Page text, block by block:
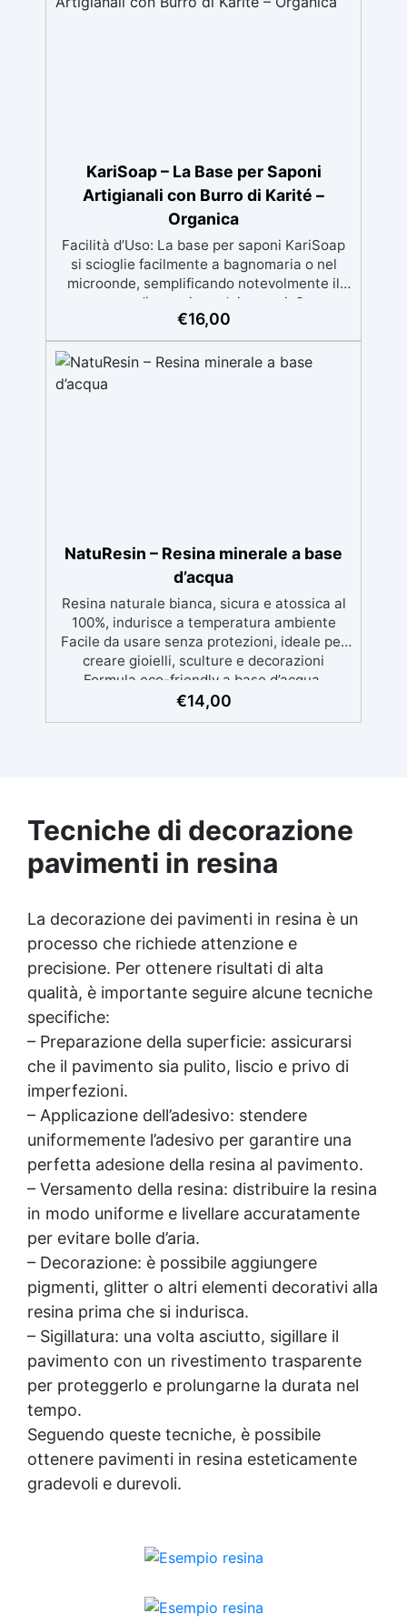
pulito e sicuro
KariSoap – La Base per Saponi
Artigianali con Burro di Karité –
Organica
Facilità d’Uso: La base per saponi KariSoap
si scioglie facilmente a bagnomaria o nel
microonde, semplificando notevolmente il
processo di creazione dei saponi. Super
Sicuro: Realizzata con ingredienti naturali e
sicuri, KariSoap è un prodotto organico che
garantisce un sapone delicato sulla pelle e
privo di sostanze nocive. Benefici del Burro
di Karité: Ricca di burro di karité, nota per le
può essere facilmente colorata con i
coloranti ColorSoap, permettendoti di creare
saponi dal design unico e personalizzato.
€16,00
NatuResin – Resina minerale a base
d’acqua
Resina naturale bianca, sicura e atossica al
100%, indurisce a temperatura ambiente
Facile da usare senza protezioni, ideale per
creare gioielli, sculture e decorazioni
Formula eco-friendly a base d’acqua,
alternativa sicura alle resine tradizionali
€14,00
Tecniche di decorazione
pavimenti in resina
La decorazione dei pavimenti in resina è un
processo che richiede attenzione e
precisione. Per ottenere risultati di alta
qualità, è importante seguire alcune tecniche
specifiche:
– Preparazione della superficie: assicurarsi
che il pavimento sia pulito, liscio e privo di
imperfezioni.
– Applicazione dell’adesivo: stendere
uniformemente l’adesivo per garantire una
perfetta adesione della resina al pavimento.
– Versamento della resina: distribuire la resina
in modo uniforme e livellare accuratamente
per evitare bolle d’aria.
– Decorazione: è possibile aggiungere
pigmenti, glitter o altri elementi decorativi alla
resina prima che si indurisca.
– Sigillatura: una volta asciutto, sigillare il
pavimento con un rivestimento trasparente
per proteggerlo e prolungarne la durata nel
tempo.
Seguendo queste tecniche, è possibile
ottenere pavimenti in resina esteticamente
gradevoli e durevoli.